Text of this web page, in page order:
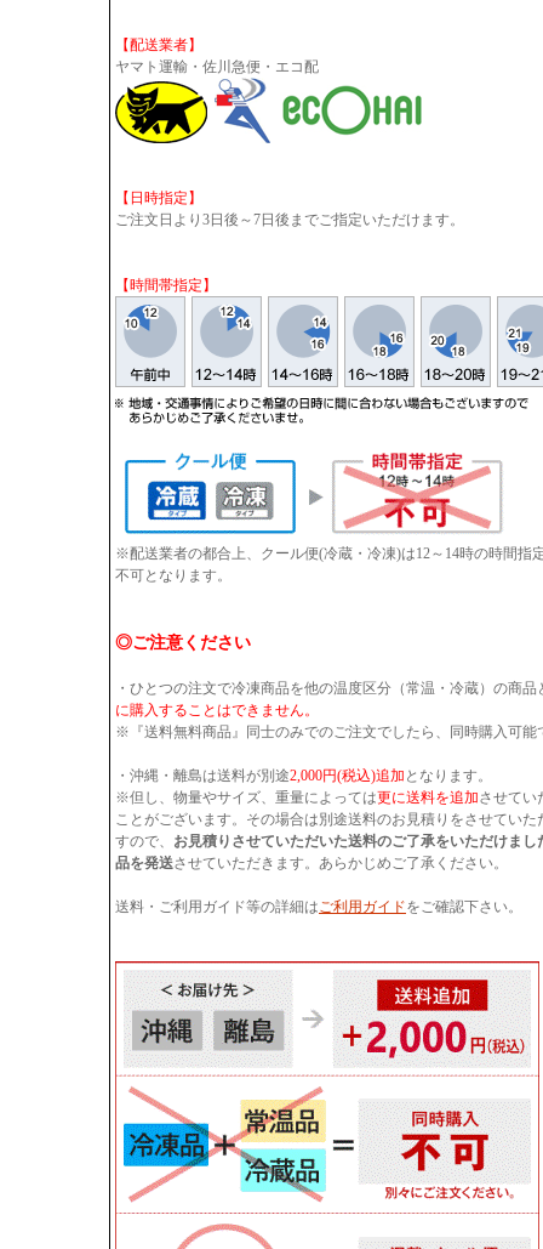
【配送業者】
ヤマト運輸・佐川急便・エコ配
【日時指定】
ご注文日より3日後～7日後までご指定いただけます。
【時間帯指定】
※配送業者の都合上、クール便(冷蔵・冷凍)は12～14時の時間
不可となります。
◎ご注意ください
・ひとつの注文で冷凍商品を他の温度区分（常温・冷蔵）の商品
に購入することはできません。
※『送料無料商品』同士のみでのご注文でしたら、同時購入可能
・沖縄・離島は送料が別途2,000円(税込)追加 となります。
※但し、物量やサイズ、重量によっては更に送料を追加させてい
ことがございます。その場合は別途送料のお見積りをさせていた
すので、 お見積りさせていただいた送料のご了承をいただけまし
品を発送させていただきます。あらかじめご了承ください。
送料・ご利用ガイド等の詳細はご利用ガイドをご確認下さい。